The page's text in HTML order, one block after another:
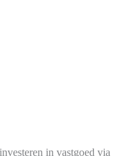
in vastgoed via